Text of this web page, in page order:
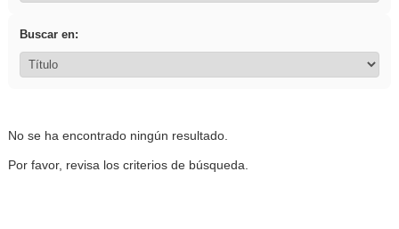
Buscar en:
No se ha encontrado ningún resultado.
Por favor, revisa los criterios de búsqueda.